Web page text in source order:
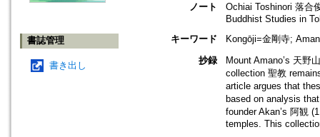
書誌管理
書き出し
ノート
Ochiai Toshinori 落合
Buddhist Studies in
キーワード
Kongōji=金剛寺;
抄録
Mount Amano’s 天野
collection 聖教
article argues that
based on analysis
founder Akan’s 阿観
temples. This